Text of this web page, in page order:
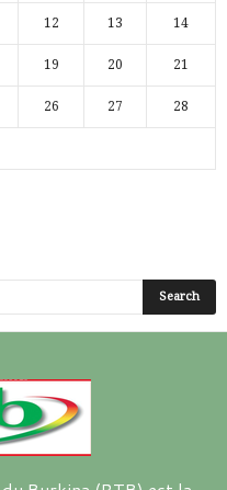
12 13 14
19 20 21
26 27 28